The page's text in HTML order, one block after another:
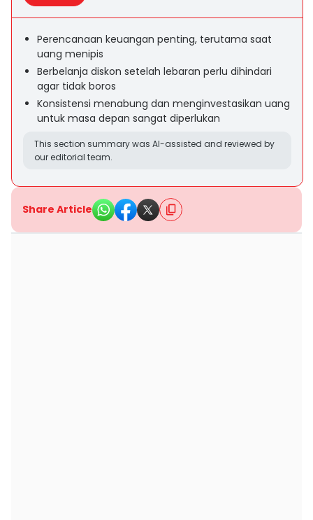
Perencanaan keuangan penting, terutama saat
uang menipis
Berbelanja diskon setelah lebaran perlu dihindari
agar tidak boros
Konsistensi menabung dan menginvestasikan uang
untuk masa depan sangat diperlukan
This section summary was AI-assisted and reviewed by
our editorial team.
Share Article